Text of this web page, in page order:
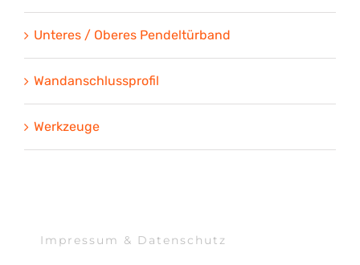
Unteres / Oberes Pendeltürband
Wandanschlussprofil
Werkzeuge
Impressum & Datenschutz